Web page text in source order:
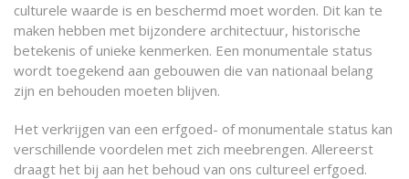
culturele waarde is en beschermd moet worden. Dit kan te
maken hebben met bijzondere architectuur, historische
betekenis of unieke kenmerken. Een monumentale status
wordt toegekend aan gebouwen die van nationaal belang
zijn en behouden moeten blijven.
Het verkrijgen van een erfgoed- of monumentale status kan
verschillende voordelen met zich meebrengen. Allereerst
draagt het bij aan het behoud van ons cultureel erfgoed.